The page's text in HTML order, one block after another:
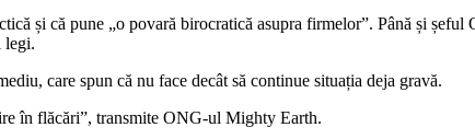
și că pune „o povară birocratică asupra firmelor”. Până și
legi.
care spun că nu face decât să continue situația deja gravă.
în flăcări”, transmite ONG-ul Mighty Earth.